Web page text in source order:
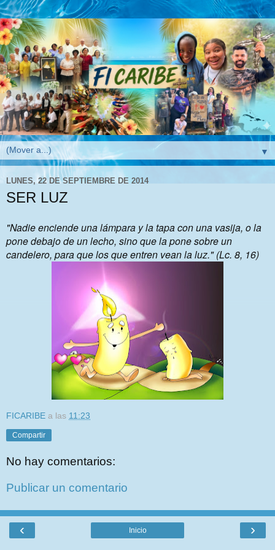
▼
LUNES, 22 DE SEPTIEMBRE DE 2014
SER LUZ
"Nadie enciende una lámpara y la tapa con una vasija, o la
pone debajo de un lecho, sino que la pone sobre un
candelero, para que los que entren vean la luz." (Lc. 8, 16)
FICARIBE a las 11:23
Compartir
No hay comentarios:
Publicar un comentario
‹ ›
Inicio